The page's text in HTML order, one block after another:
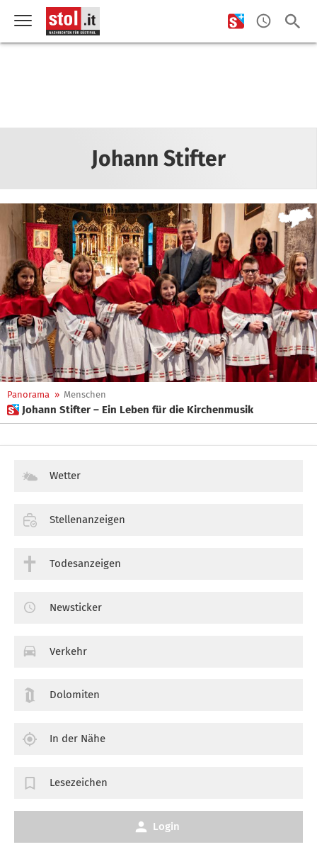
Johann Stifter
Panorama » Menschen
 Johann Stifter – Ein Leben für die Kirchenmusik
Wetter
Stellenanzeigen
Todesanzeigen
Newsticker
Verkehr
Dolomiten
In der Nähe
Lesezeichen
Login